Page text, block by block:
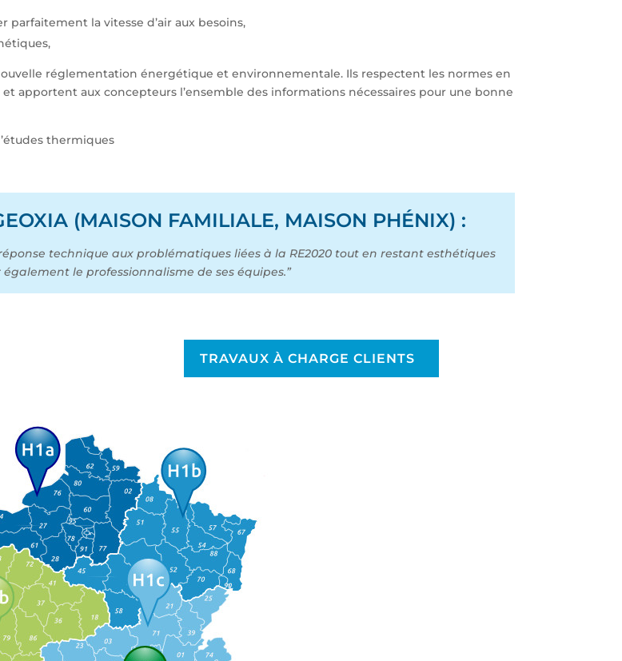
parfaitement la vitesse d’air aux besoins,
réglementation énergétique et environnementale. Ils respectent les normes en
et apportent aux concepteurs l’ensemble des informations nécessaires pour une bonne
thermiques
(MAISON FAMILIALE, MAISON PHÉNIX) :
technique aux problématiques liées à la RE2020 tout en restant esthétiques
le professionnalisme de ses équipes.”
TRAVAUX À CHARGE CLIENTS